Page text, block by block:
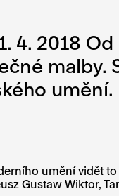
4. 2018
malby.
umění.
umění vidět
Gustaw Wiktor,